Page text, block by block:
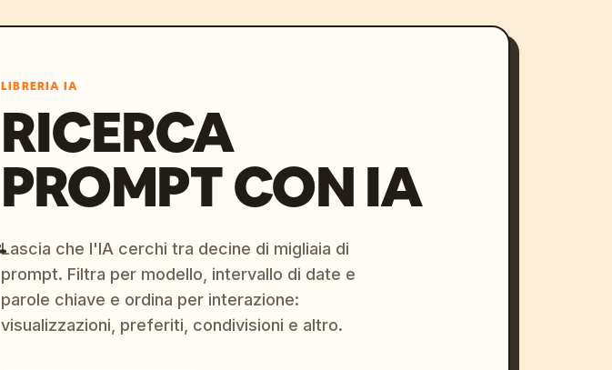
LIBRERIA IA
RICERCA
PROMPT CON IA
Lascia che l'IA cerchi tra decine di migliaia di
prompt. Filtra per modello, intervallo di date e
parole chiave e ordina per interazione:
visualizzazioni, preferiti, condivisioni e altro.